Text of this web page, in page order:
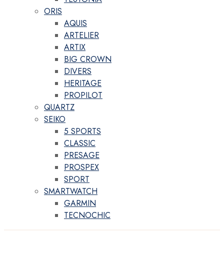
ORIS
AQUIS
ARTELIER
ARTIX
BIG CROWN
DIVERS
HERITAGE
PROPILOT
QUARTZ
SEIKO
5 SPORTS
CLASSIC
PRESAGE
PROSPEX
SPORT
SMARTWATCH
GARMIN
TECNOCHIC